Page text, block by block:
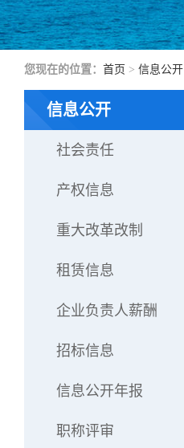
您现在的位置： 首页 > 信息公开
信息公开
社会责任
产权信息
重大改革改制
租赁信息
企业负责人薪酬
招标信息
信息公开年报
职称评审